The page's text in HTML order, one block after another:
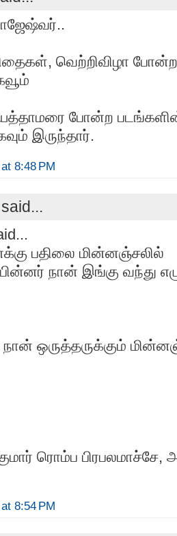
வெற்றிவிழா
போன்ற
இருந்தார்.
8:48 PM
said...
பதிலை மின்னஞ்சலில்
நான் இங்கு வந்து
ஒருத்தருக்கும்
ரொம்ப பிரபலமாச்சே,
8:54 PM